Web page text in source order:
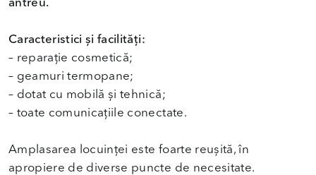
antreu.
Caracteristici și facilități:
– reparație cosmetică;
– geamuri termopane;
– dotat cu mobilă și tehnică;
– toate comunicațiile conectate.
Amplasarea locuinței este foarte reușită, în
apropiere de diverse puncte de necesitate.